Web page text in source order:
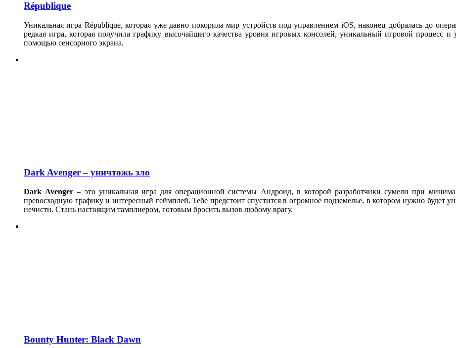
République
Уникальная игра République, которая уже давно покорила мир устройств под управлением iOS, наконец добралась до
редкая игра, которая получила графику высочайшего качества уровня игровых консолей, уникальный игровой процесс
помощью сенсорного экрана.
Dark Avenger – уничтожь зло
Dark Avenger – это уникальная игра для операционной системы Андроид, в которой разработчики сумели при
превосходную графику и интересный геймплей. Тебе предстоит спустится в огромное подземелье, в котором нужно будет
нечисти. Стань настоящим тамплиером, готовым бросить вызов любому врагу.
Bounty Hunter: Black Dawn